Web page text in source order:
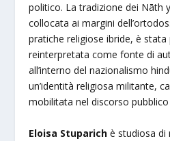
politico. La tradizione dei Nāth
collocata ai margini
pratiche religiose ibride, è
reinterpretata come fonte di
all’interno del nazionalismo
un’identità religiosa militante,
mobilitata nel discorso
Eloisa Stuparichè studiosa di